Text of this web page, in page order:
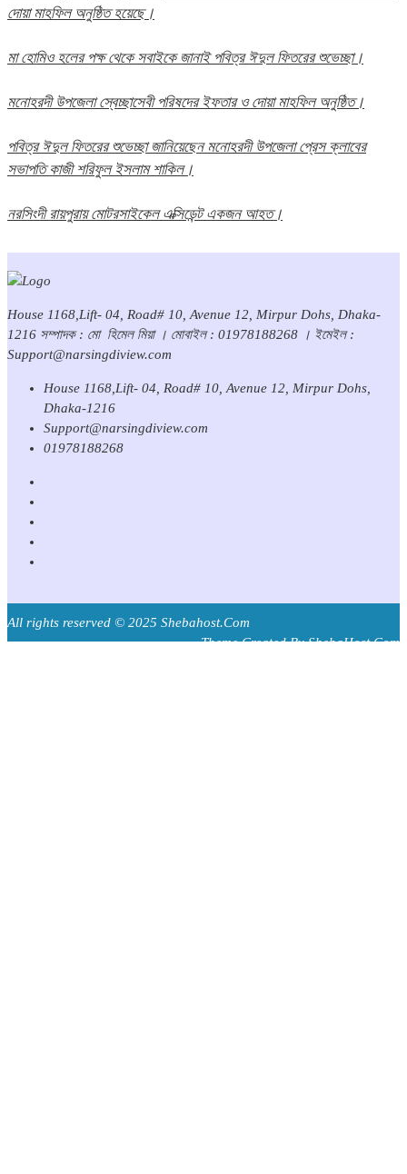
দোয়া মাহফিল অনুষ্ঠিত হয়েছে।
মা হোমিও হলের পক্ষ থেকে সবাইকে জানাই পবিত্র ঈদুল ফিতরের শুভেচ্ছা।
মনোহরদী উপজেলা স্বেচ্ছাসেবী পরিষদের ইফতার ও দোয়া মাহফিল অনুষ্ঠিত।
পবিত্র ঈদুল ফিতরের শুভেচ্ছা জানিয়েছেন মনোহরদী উপজেলা প্রেস ক্লাবের
সভাপতি কাজী শরিফুল ইসলাম শাকিল।
নরসিংদী রায়পুরায় মোটরসাইকেল এক্সিডেন্ট একজন আহত।
House 1168,Lift- 04, Road# 10, Avenue 12, Mirpur Dohs, Dhaka-
1216 সম্পাদক : মো হিমেল মিয়া । মোবাইল : 01978188268 । ইমেইল :
Support@narsingdiview.com
House 1168,Lift- 04, Road# 10, Avenue 12, Mirpur Dohs,
Dhaka-1216
Support@narsingdiview.com
01978188268
All rights reserved © 2025 Shebahost.Com
Theme Created By ShebaHost.Com